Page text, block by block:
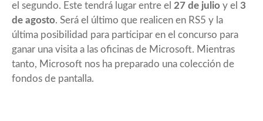
el segundo. Este tendrá lugar entre el 27 de julio y el 3
de agosto. Será el último que realicen en RS5 y la
última posibilidad para participar en el concurso para
ganar una visita a las oficinas de Microsoft. Mientras
tanto, Microsoft nos ha preparado una colección de
fondos de pantalla.